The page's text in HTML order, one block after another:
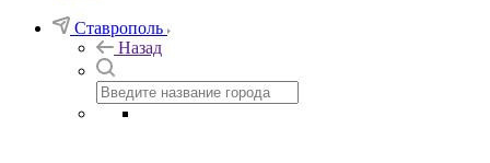
Ставрополь
Назад